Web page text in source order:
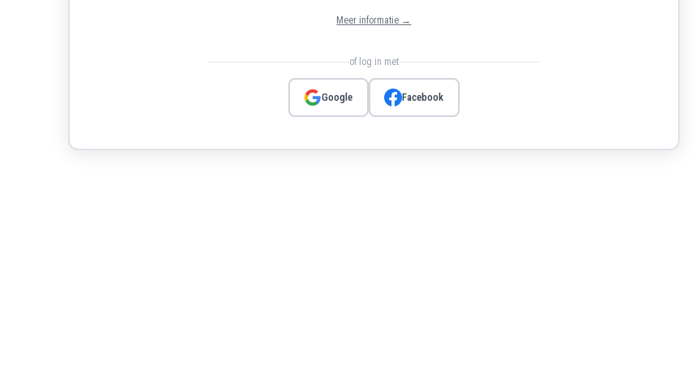
Meer informatie →
of log in met
Google Facebook